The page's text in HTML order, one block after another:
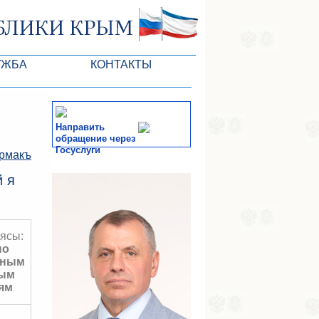
КОНТАКТЫ
я
Направить
обращение через
Госуслуги